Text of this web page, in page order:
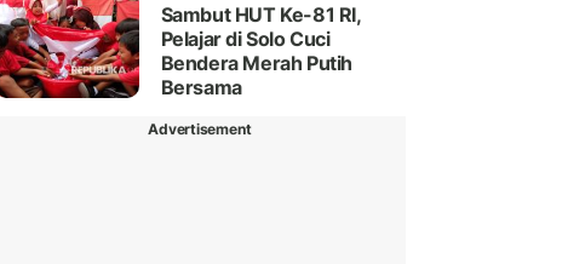
Sambut HUT Ke-81 RI,
Pelajar di Solo Cuci
Bendera Merah Putih
Bersama
Advertisement